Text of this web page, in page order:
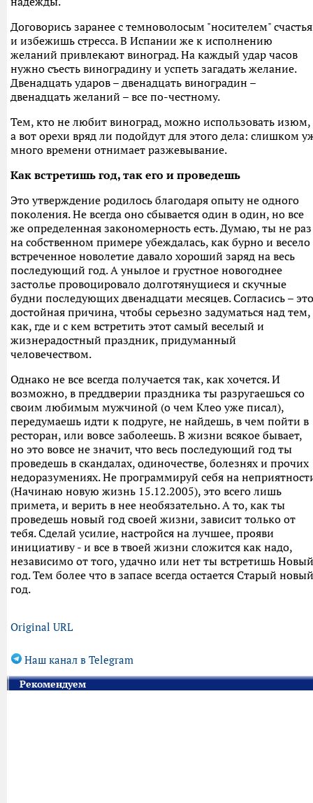
Договорись заранее с темноволосым "носителем"
и избежишь стресса. В Испании же к исполнению
желаний привлекают виноград. На каждый удар часов
нужно съесть виноградину и успеть загадать желание.
Двенадцать ударов – двенадцать виноградин –
двенадцать желаний – все по-честному.
Тем, кто не любит виноград, можно использовать изюм,
а вот орехи вряд ли подойдут для этого дела: слишком
много времени отнимает разжевывание.
Как встретишь год, так его и проведешь
Это утверждение родилось благодаря опыту не одного
поколения. Не всегда оно сбывается один в один, но все
же определенная закономерность есть. Думаю, ты не раз
на собственном примере убеждалась, как бурно и весело
встреченное новолетие давало хороший заряд на весь
последующий год. А унылое и грустное новогоднее
застолье провоцировало долготянущиеся и скучные
будни последующих двенадцати месяцев. Согласись – это
достойная причина, чтобы серьезно задуматься над тем,
как, где и с кем встретить этот самый веселый и
жизнерадостный праздник, придуманный
человечеством.
Однако не все всегда получается так, как хочется. И
возможно, в преддверии праздника ты разругаешься со
своим любимым мужчиной (о чем Клео уже писал),
передумаешь идти к подруге, не найдешь, в чем пойти в
ресторан, или вовсе заболеешь. В жизни всякое бывает,
но это вовсе не значит, что весь последующий год ты
проведешь в скандалах, одиночестве, болезнях и прочих
недоразумениях. Не программируй себя на
(Начинаю новую жизнь 15.12.2005), это всего лишь
примета, и верить в нее необязательно. А то, как ты
проведешь новый год своей жизни, зависит только от
тебя. Сделай усилие, настройся на лучшее, прояви
инициативу - и все в твоей жизни сложится как надо,
независимо от того, удачно или нет ты встретишь Новый
год. Тем более что в запасе всегда остается Старый новый
год.
Original URL
Наш канал в Telegram
Рекомендуем